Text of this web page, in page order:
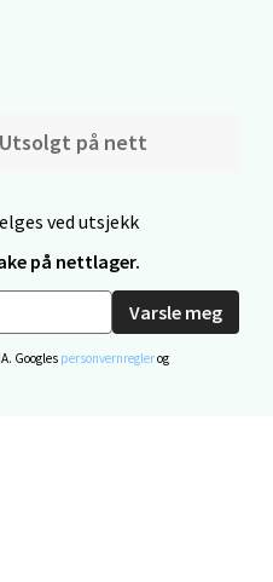
Utsolgt på nett
ved utsjekk
på nettlager.
Varsle meg
Googles personvernreglerog
- Thon